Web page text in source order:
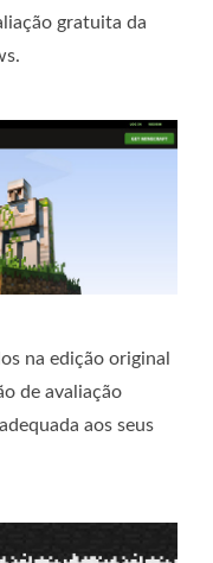
gratuita da
​​na edição original
de avaliação
aos seus